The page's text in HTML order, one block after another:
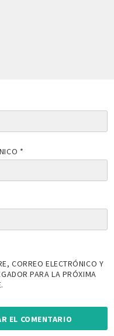
*
CORREO ELECTRÓNICO Y
PARA LA PRÓXIMA